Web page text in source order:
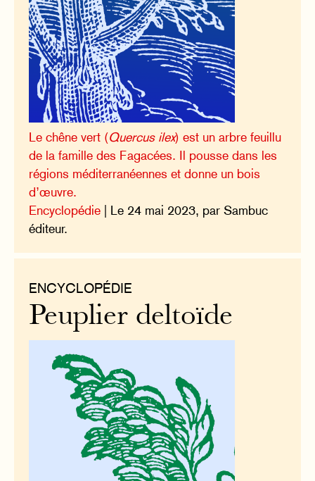
Le chêne vert (Quercus ilex) est un arbre feuillu
de la famille des Fagacées. Il pousse dans les
régions méditerranéennes et donne un bois
d’œuvre.
Encyclopédie | Le 24 mai 2023, par Sambuc
éditeur.
ENCYCLOPÉDIE
Peuplier deltoïde